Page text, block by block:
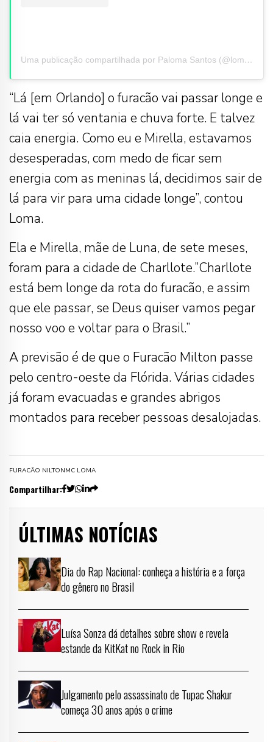
Uma publicação compartilhada por Paloma Santos (@lomma)
“Lá [em Orlando] o furacão vai passar longe e
lá vai ter só ventania e chuva forte. E talvez
caia energia. Como eu e Mirella, estavamos
desesperadas, com medo de ficar sem
energia com as meninas lá, decidimos sair de
lá para vir para uma cidade longe”, contou
Loma.
Ela e Mirella, mãe de Luna, de sete meses,
foram para a cidade de Charllote.”Charllote
está bem longe da rota do furacão, e assim
que ele passar, se Deus quiser vamos pegar
nosso voo e voltar para o Brasil.”
A previsão é de que o Furacão Milton passe
pelo centro-oeste da Flórida. Várias cidades
já foram evacuadas e grandes abrigos
montados para receber pessoas desalojadas.
FURACÃO NILTONMC LOMA
Compartilhar:
ÚLTIMAS NOTÍCIAS
Dia do Rap Nacional: conheça a história e a força
do gênero no Brasil
Luísa Sonza dá detalhes sobre show e revela
estande da KitKat no Rock in Rio
Julgamento pelo assassinato de Tupac Shakur
começa 30 anos após o crime